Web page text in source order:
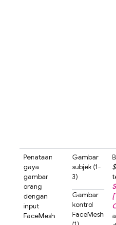
Penataan
gaya
gambar
orang
dengan
input
FaceMesh
Gambar
subjek (1-
3)
Gambar
kontrol
FaceMesh